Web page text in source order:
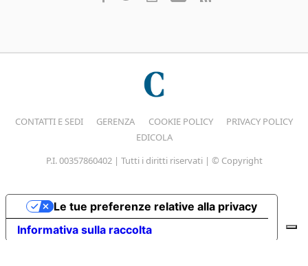
CONTATTI E SEDI GERENZA COOKIE POLICY
PRIVACY POLICY
EDICOLA
P.I. 00357860402 | Tutti i diritti riservati | © Copyright
Informativa sulla raccolta
Le tue preferenze relative alla privacy